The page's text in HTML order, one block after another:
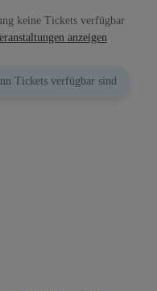
keine Tickets verfügbar
anzeigen
Tickets verfügbar sind